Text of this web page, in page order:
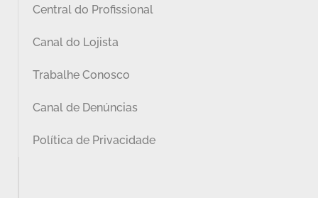
Central do Profissional
Canal do Lojista
Trabalhe Conosco
Canal de Denúncias
Política de Privacidade